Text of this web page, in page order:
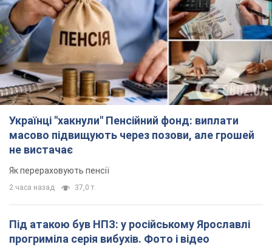
2 часа назад 37,0 т.
Під атакою був НПЗ: у російському Ярославлі
прогриміла серія вибухів. Фото і відео
У промисловій зоні зафіксовано кілька осередків пожежі
2 часа назад 2,5 т.
ЗСУ відмінусували ще 1330 окупантів та збили
понад 1800 російських БПЛА – Генштаб
Чисельність путінської армії скорочується
2 часа назад